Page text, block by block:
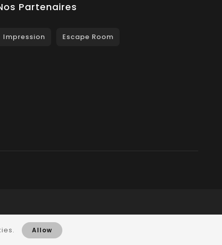
Partenaires
Impression Escape Room
Allow